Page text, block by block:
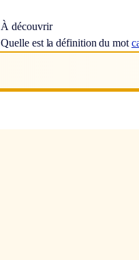
À découvrir
Quelle est la définition du mot